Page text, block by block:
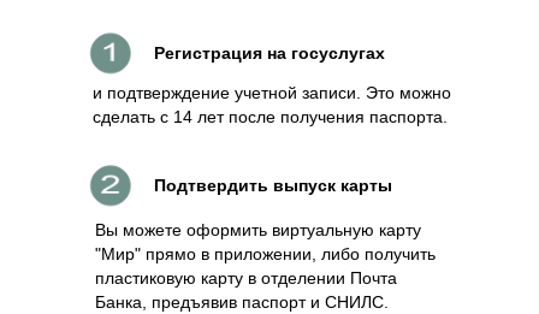
и подтверждение учетной записи. Это можно
сделать с 14 лет после получения паспорта.
Регистрация на госуслугах
Вы можете оформить виртуальную карту
"Мир" прямо в приложении, либо получить
пластиковую карту в отделении Почта
Банка, предъявив паспорт и СНИЛС.
Подтвердить выпуск карты